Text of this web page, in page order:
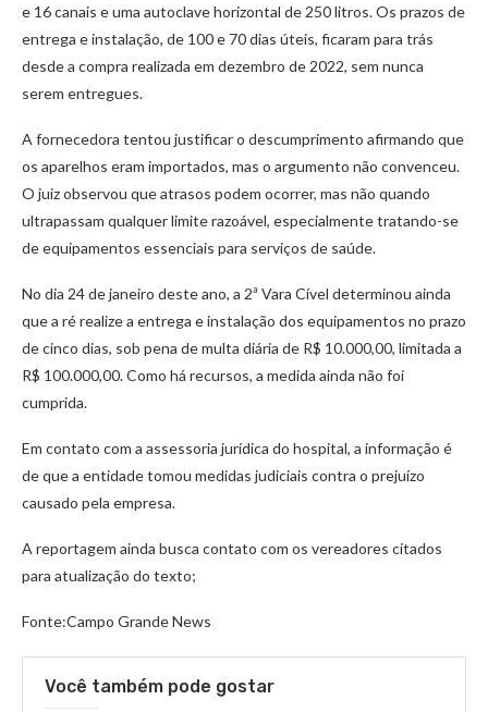
e 16 canais e uma autoclave horizontal de 250 litros. Os prazos de
entrega e instalação, de 100 e 70 dias úteis, ficaram para trás
desde a compra realizada em dezembro de 2022, sem nunca
serem entregues.
A fornecedora tentou justificar o descumprimento afirmando que
os aparelhos eram importados, mas o argumento não convenceu.
O juiz observou que atrasos podem ocorrer, mas não quando
ultrapassam qualquer limite razoável, especialmente tratando-se
de equipamentos essenciais para serviços de saúde.
No dia 24 de janeiro deste ano, a 2ª Vara Cível determinou ainda
que a ré realize a entrega e instalação dos equipamentos no prazo
de cinco dias, sob pena de multa diária de R$ 10.000,00, limitada a
R$ 100.000,00. Como há recursos, a medida ainda não foi
cumprida.
Em contato com a assessoria jurídica do hospital, a informação é
de que a entidade tomou medidas judiciais contra o prejuízo
causado pela empresa.
A reportagem ainda busca contato com os vereadores citados
para atualização do texto;
Fonte:Campo Grande News
Você também pode gostar